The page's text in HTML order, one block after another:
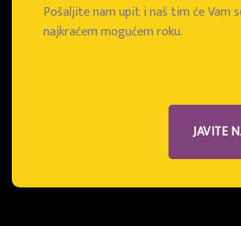
Pošaljite nam upit i naš tim će Vam
najkraćem mogućem roku.
JAVITE